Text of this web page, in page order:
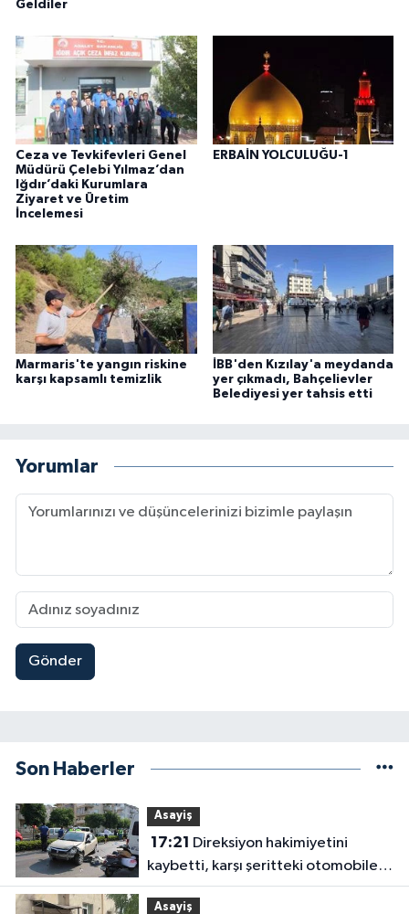
Geldiler
Ceza ve Tevkifevleri Genel
Müdürü Çelebi Yılmaz’dan
Iğdır’daki Kurumlara
Ziyaret ve Üretim
İncelemesi
ERBAİN YOLCULUĞU-1
Marmaris'te yangın riskine
karşı kapsamlı temizlik
İBB'den Kızılay'a meydanda
yer çıkmadı, Bahçelievler
Belediyesi yer tahsis etti
Yorumlar
Gönder
Son Haberler
Asayiş
17:21
kaybetti, karşı şeritteki otomobile
çarptı
Asayiş